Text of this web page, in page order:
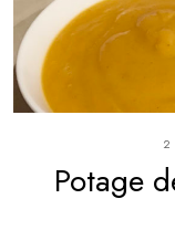
2
Potage